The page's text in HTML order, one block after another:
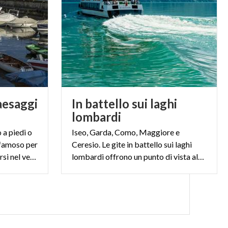
a caso viene
Garden
parte del
dall’artista
noti, come
dei borghi
a piedi o
per
i mulini del Settecento immersi nel verde. L’alto Verbano è natura doc.
In battello sui laghi
lombardi
Iseo, Garda, Como, Maggiore e
Ceresio. Le gite in battello sui laghi
lombardi offrono un punto di vista alternativo. Dai laghi ai borghi che li circondano